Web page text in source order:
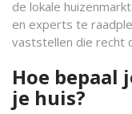
de lokale
en experts te
vaststellen die recht
Hoe bepaal
je huis?